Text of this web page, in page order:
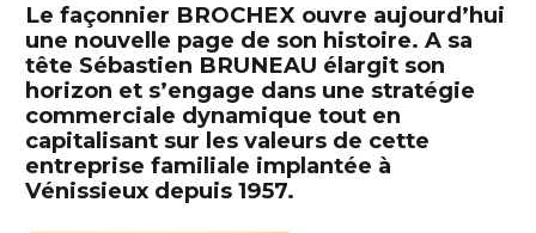
Le façonnier BROCHEX ouvre aujourd’hui
une nouvelle page de son histoire. A sa
tête Sébastien BRUNEAU élargit son
horizon et s’engage dans une stratégie
commerciale dynamique tout en
capitalisant sur les valeurs de cette
entreprise familiale implantée à
Vénissieux depuis 1957.